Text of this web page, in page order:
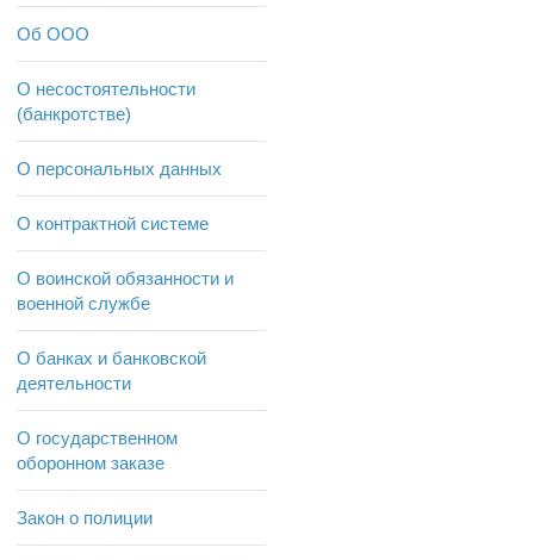
Об ООО
О несостоятельности
(банкротстве)
О персональных данных
О контрактной системе
О воинской обязанности и
военной службе
О банках и банковской
деятельности
О государственном
оборонном заказе
Закон о полиции